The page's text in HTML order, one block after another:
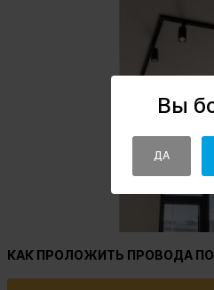
Вы
ДА
КАК ПРОЛОЖИТЬ ПРОВОДА